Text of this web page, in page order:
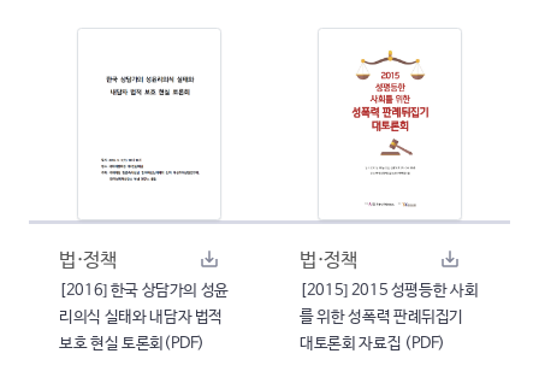
법·정책
[2016] 한국 상담가의 성윤
리의식 실태와 내담자 법적
보호 현실 토론회(PDF)
법·정책
[2015] 2015 성평등한 사회
를 위한 성폭력 판례뒤집기
대토론회 자료집 (PDF)